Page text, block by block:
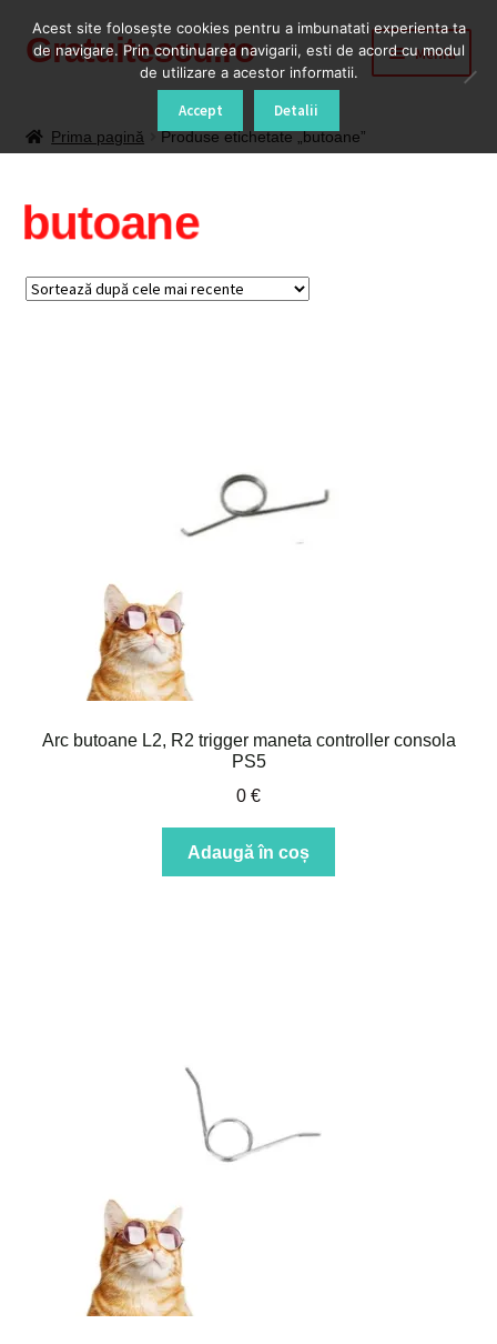
Sari
Sari
Gratuitescu.ro Meniu
Cod Deblocare Radio, Decodare Casetofon Auto
Contact
Politica de utilizare cookie
Prima pagină Produse etichetate „butoane”
butoane
Arc butoane L2, R2 trigger maneta controller consola
PS5
0 €
Adaugă în coș
Acest site foloseşte cookies pentru a imbunatati experienta ta
de navigare. Prin continuarea navigarii, esti de acord cu modul
de utilizare a acestor informatii.
Accept Detalii